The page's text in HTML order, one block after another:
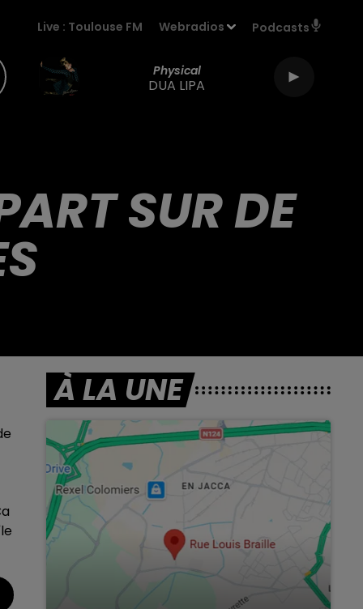
Live : Toulouse FM Webradios Podcasts
Physical
DUA LIPA
SUR DE
À LA UNE